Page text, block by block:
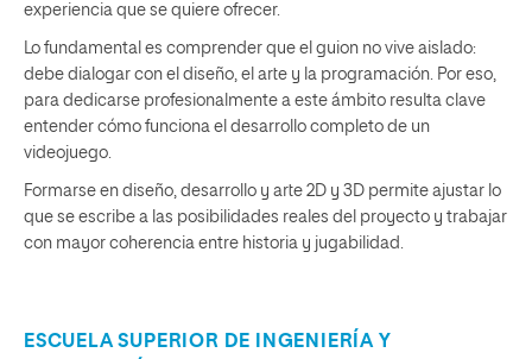
experiencia que se quiere ofrecer.
Lo fundamental es comprender que el guion no vive aislado:
debe dialogar con el diseño, el arte y la programación. Por eso,
para dedicarse profesionalmente a este ámbito resulta clave
entender cómo funciona el desarrollo completo de un
videojuego.
Formarse en diseño, desarrollo y arte 2D y 3D permite ajustar lo
que se escribe a las posibilidades reales del proyecto y trabajar
con mayor coherencia entre historia y jugabilidad.
ESCUELA SUPERIOR DE INGENIERÍA Y